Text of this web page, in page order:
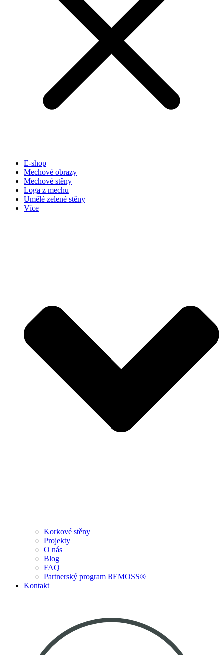
E-shop
Mechové obrazy
Mechové stěny
Loga z mechu
Umělé zelené stěny
Více
Korkové stěny
Projekty
O nás
Blog
FAQ
Partnerský program BEMOSS®
Kontakt